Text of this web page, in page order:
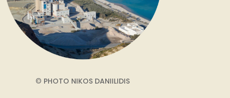
© PHOTO NIKOS DANIILIDIS